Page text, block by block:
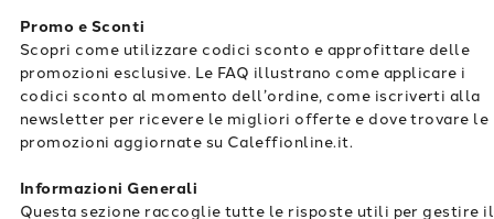
Promo e Sconti
Scopri come utilizzare codici sconto e approfittare delle
promozioni esclusive. Le FAQ illustrano come applicare i
codici sconto al momento dell’ordine, come iscriverti alla
newsletter per ricevere le migliori offerte e dove trovare le
promozioni aggiornate su Caleffionline.it.
Informazioni Generali
Questa sezione raccoglie tutte le risposte utili per gestire il